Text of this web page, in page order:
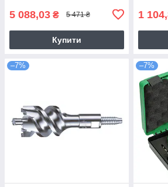
5 088,03 ₴ 5 471 ₴
Купити
1
–7% –7%